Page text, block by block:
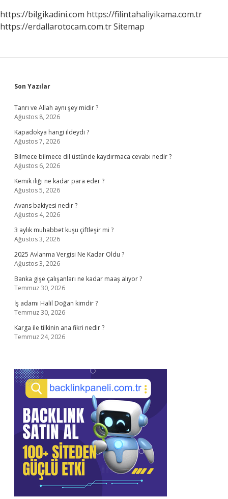
https://bilgikadini.com https://filintahaliyikama.com.tr
https://erdallarotocam.com.trSitemap
Sidebar
Son Yazılar
Tanrı ve Allah aynı şey midir ?
Ağustos 8, 2026
Kapadokya hangi ildeydi ?
Ağustos 7, 2026
Bilmece bilmece dil üstünde kaydırmaca cevabı nedir ?
Ağustos 6, 2026
Kemik iliği ne kadar para eder ?
Ağustos 5, 2026
Avans bakiyesi nedir ?
Ağustos 4, 2026
3 aylık muhabbet kuşu çiftleşir mi ?
Ağustos 3, 2026
2025 Avlanma Vergisi Ne Kadar Oldu ?
Ağustos 3, 2026
Banka gişe çalışanları ne kadar maaş alıyor ?
Temmuz 30, 2026
İş adamı Halil Doğan kimdir ?
Temmuz 30, 2026
Karga ile tilkinin ana fikri nedir ?
Temmuz 24, 2026